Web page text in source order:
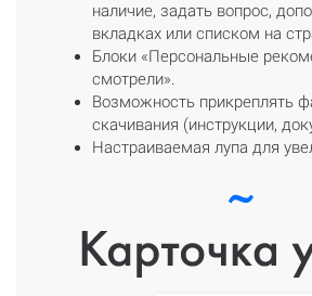
наличие, задать вопрос,
вкладках или списком на
Блоки «Персональные
смотрели».
Возможность прикреплять
скачивания (инструкции,
Настраиваемая лупа для